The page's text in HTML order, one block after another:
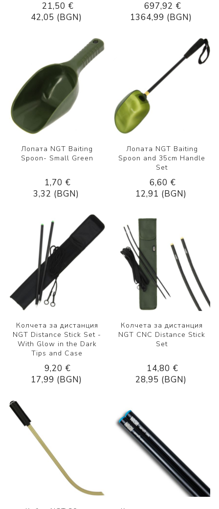
21,50 €
42,05 (BGN)
697,92 €
1364,99 (BGN)
Лопата NGT Baiting
Spoon- Small Green
1,70 €
3,32 (BGN)
Лопата NGT Baiting
Spoon and 35cm Handle
Set
6,60 €
12,91 (BGN)
Колчета за дистанция
NGT Distance Stick Set -
With Glow in the Dark
Tips and Case
9,20 €
17,99 (BGN)
Колчета за дистанция
NGT CNC Distance Stick
Set
14,80 €
28,95 (BGN)